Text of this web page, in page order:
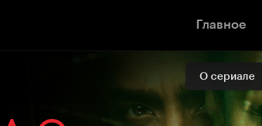
Главное
О сериале